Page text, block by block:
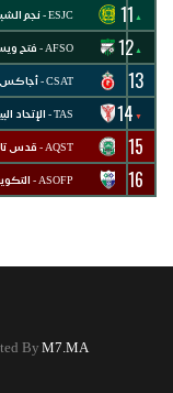
▲
11 ESJC - نجم الشباب
▲
12 AFSO - فتح ويسلان
13 CSAT - أجاكس طنجة
▼
14 TAS - الإتحاد البيضاوي
15 AQST - قدس تازة
16 ASOFP - التكوين المهني
ByM7.MA